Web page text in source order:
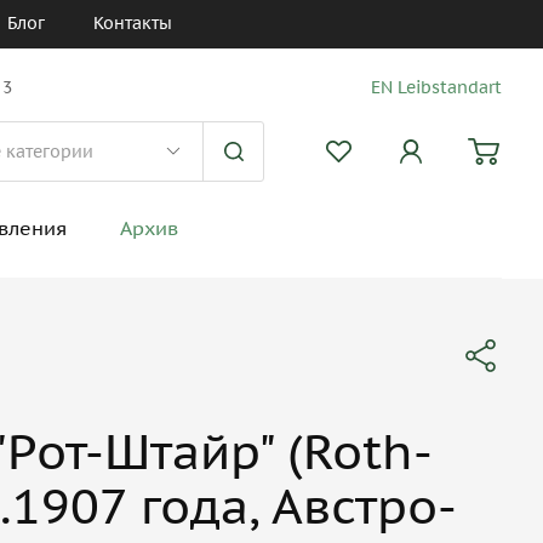
Блог Контакты
EN Leibstandart
Архив
Штайр" (Roth-
года, Австро-